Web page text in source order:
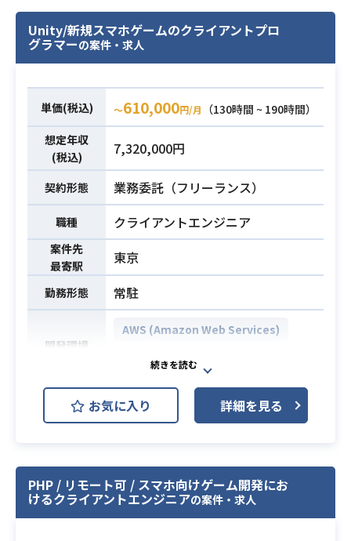
年以上参画した経験
業務内容
と連携して
要件定義および基本設計からローン
チおよび事後対応までの一連のフロ
・CocosCreatorを用いたゲームの開
発/運用
ナーとの連携開発 etc.
・CocosCreatorでのブラウザゲーム
のクライアント設計開発経験1年以上
・要件定義のご経験
Unity/新規スマホゲームのクライアントプロ
グラマーの案件・求人
単価(税込) 〜610,000円/月
（130時間 ~ 190時間）
想定年収
(税込)
7,320,000円
契約形態 業務委託（フリーランス）
職種 クライアントエンジニア
案件先
最寄駅
東京
勤務形態 常駐
開発環境
AWS (Amazon Web Services)
Unity
新規開発中のスマートフォンゲーム
において、クライアントプログラマ
仕様書の作成、シェーダーを用いた
表現設計、
およびUnity上での実装確認・調整な
お気に入り 詳細を見る
PHP / リモート可 / スマホ向けゲーム開発にお
けるクライアントエンジニアの案件・求人